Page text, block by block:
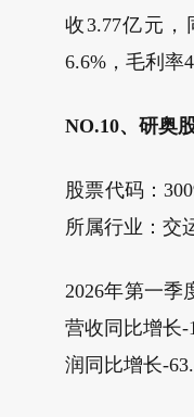
收3.77亿元，
6.6%，毛利率
NO.10、研奥
股票代码：
所属行业：交
2026年第一季
营收同比增长-
润同比增长-